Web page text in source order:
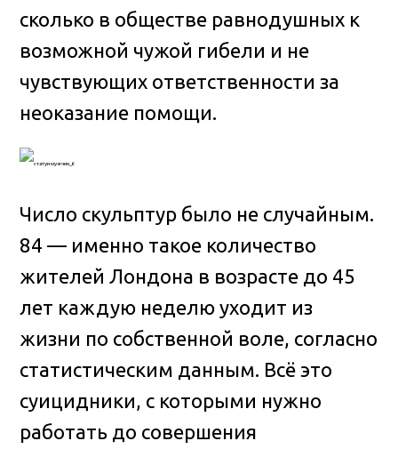
сколько в обществе равнодушных к
возможной чужой гибели и не
чувствующих ответственности за
неоказание помощи.
Число скульптур было не случайным.
84 — именно такое количество
жителей Лондона в возрасте до 45
лет каждую неделю уходит из
жизни по собственной воле, согласно
статистическим данным. Всё это
суицидники, с которыми нужно
работать до совершения